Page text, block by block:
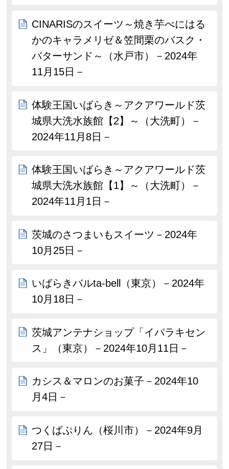
CINARISのスイーツ～焼き芋べにはる
かのキャラメリゼ＆笠間栗のバスク・
バターサンド～（水戸市）－2024年
11月15日－
体験王国いばらき～アクアワールド茨
城県大洗水族館【2】～（大洗町）－
2024年11月8日－
体験王国いばらき～アクアワールド茨
城県大洗水族館【1】～（大洗町）－
2024年11月1日－
茨城のさつまいもスイーツ－2024年
10月25日－
いばらきバルta-bell（東京）－2024年
10月18日－
茨城アンテナショップ「イバラキセン
ス」（東京）－2024年10月11日－
カシス＆マロンのお菓子－2024年10
月4日－
つくばぷりん（桜川市）－2024年9月
27日－